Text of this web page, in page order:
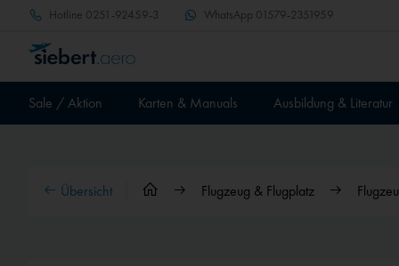
Hotline 0251-92459-3 WhatsApp 01579-2351959
Sale / Aktion Karten & Manuals Ausbildung & Literatur
Übersicht Flugzeug & Flugplatz